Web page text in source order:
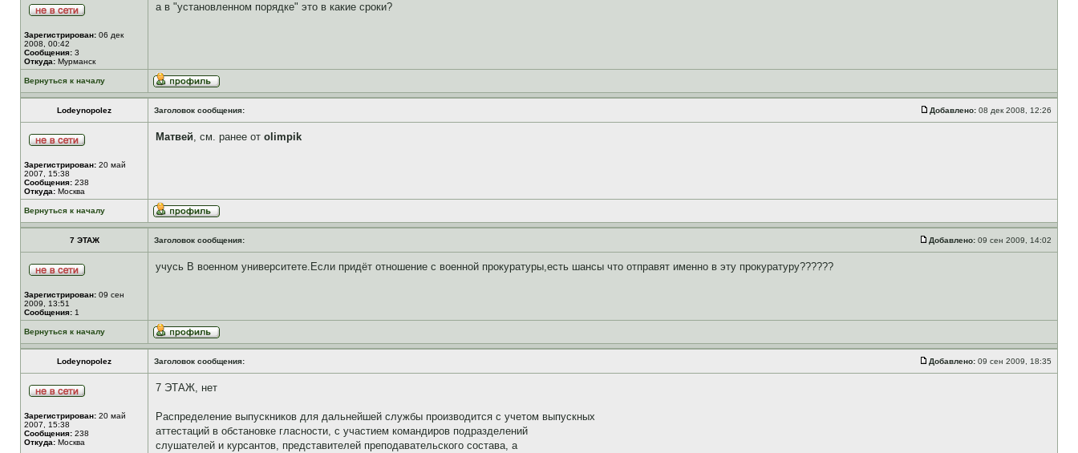
Зарегистрирован: 06 дек
2008, 00:42
Сообщения: 3
Откуда: Мурманск
а в "установленном порядке" это в какие сроки?
Вернуться к началу
Lodeynopolez Заголовок сообщения: Добавлено: 08 дек 2008, 12:26
Зарегистрирован: 20 май
2007, 15:38
Сообщения: 238
Откуда: Москва
Матвей, см. ранее от olimpik
Вернуться к началу
7 ЭТАЖ Заголовок сообщения: Добавлено: 09 сен 2009, 14:02
Зарегистрирован: 09 сен
2009, 13:51
Сообщения: 1
учусь В военном университете.Если придёт отношение с военной прокуратуры,есть шансы что отправят именно в эту прокуратуру??????
Вернуться к началу
Lodeynopolez Заголовок сообщения: Добавлено: 09 сен 2009, 18:35
Зарегистрирован: 20 май
2007, 15:38
Сообщения: 238
Откуда: Москва
7 ЭТАЖ, нет
Распределение выпускников для дальнейшей службы производится с учетом выпускных
аттестаций в обстановке гласности, с участием командиров подразделений
слушателей и курсантов, представителей преподавательского состава, а